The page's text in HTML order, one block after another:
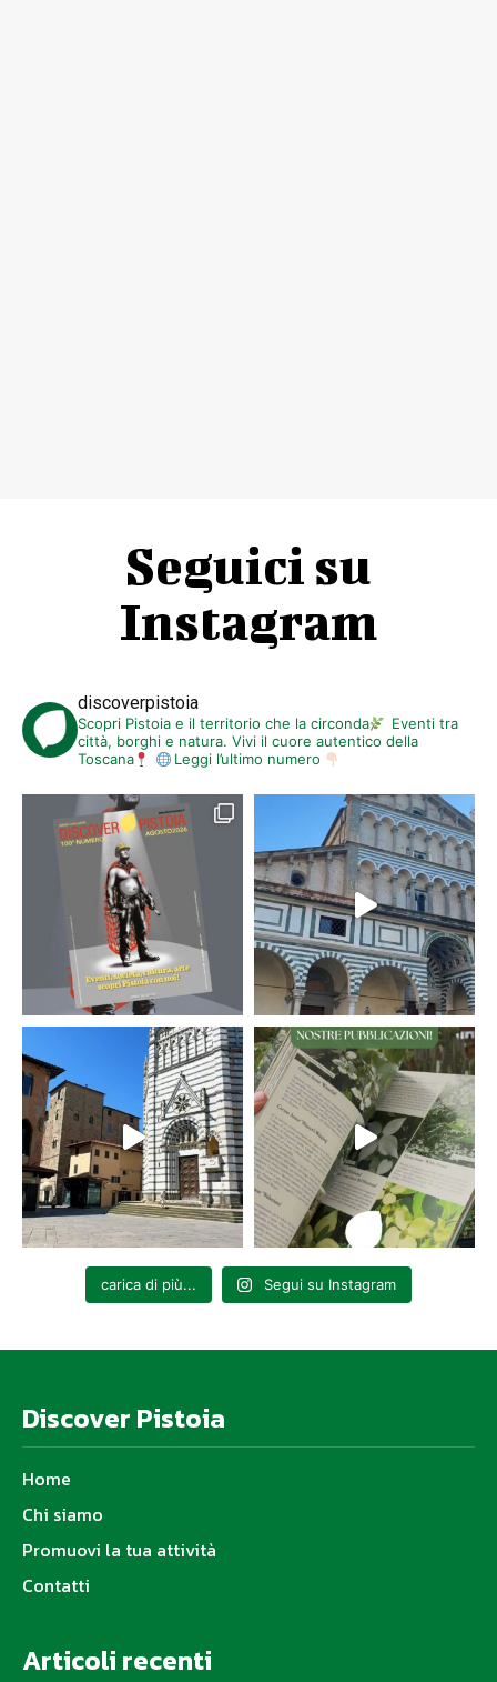
Seguici su
Instagram
discoverpistoia
Scopri Pistoia e il territorio che la circonda
Eventi tra
città, borghi e natura. Vivi il cuore autentico della
Toscana
Leggi l’ultimo numero
carica di più... Segui su Instagram
Discover Pistoia
Home
Chi siamo
Promuovi la tua attività
Contatti
Articoli recenti